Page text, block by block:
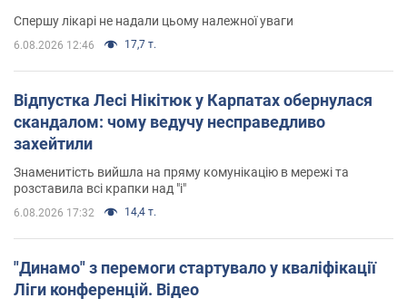
Спершу лікарі не надали цьому належної уваги
6.08.2026 12:46 17,7 т.
Відпустка Лесі Нікітюк у Карпатах обернулася
скандалом: чому ведучу несправедливо
захейтили
Знаменитість вийшла на пряму комунікацію в мережі та
розставила всі крапки над "і"
6.08.2026 17:32 14,4 т.
"Динамо" з перемоги стартувало у кваліфікації
Ліги конференцій. Відео